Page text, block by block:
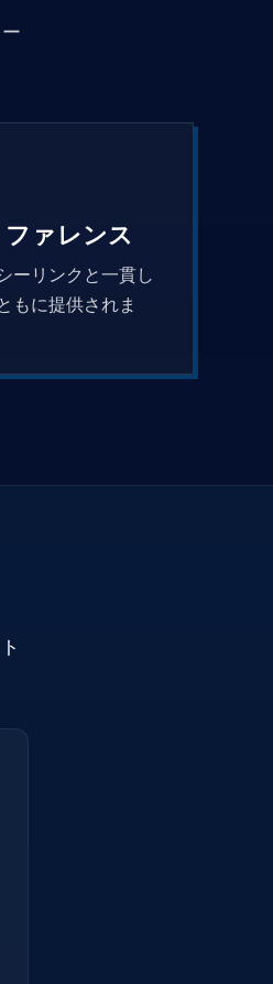
ァレンス
ーリンクと一貫し
もに提供されま